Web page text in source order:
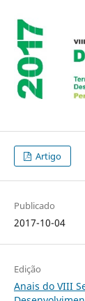
Artigo
Publicado
2017-10-04
Edição
Anais do VIII